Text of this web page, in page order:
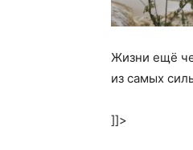
Жизни ещё
из самых
]]>